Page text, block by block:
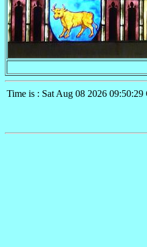
Time is : Sat Aug 08 2026